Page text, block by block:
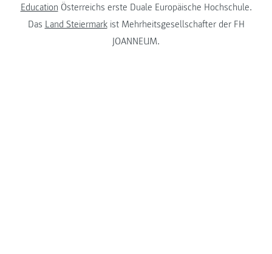
Education Österreichs erste Duale Europäische Hochschule.
Das Land Steiermarkist Mehrheitsgesellschafter der FH
JOANNEUM.